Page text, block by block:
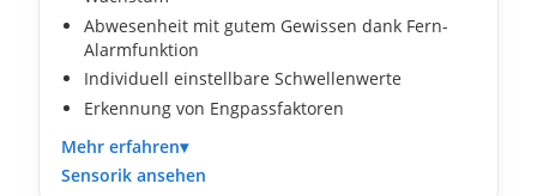
Abwesenheit mit gutem Gewissen dank Fern-
Alarmfunktion
Individuell einstellbare Schwellenwerte
Erkennung von Engpassfaktoren
Mehr erfahren
Sensorik ansehen